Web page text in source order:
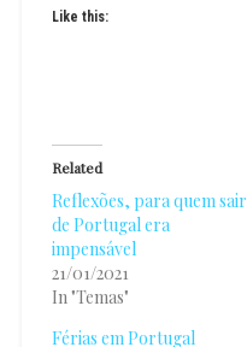
Like this:
Related
Reflexões, para quem sair
de Portugal era
impensável
21/01/2021
In "Temas"
Férias em Portugal